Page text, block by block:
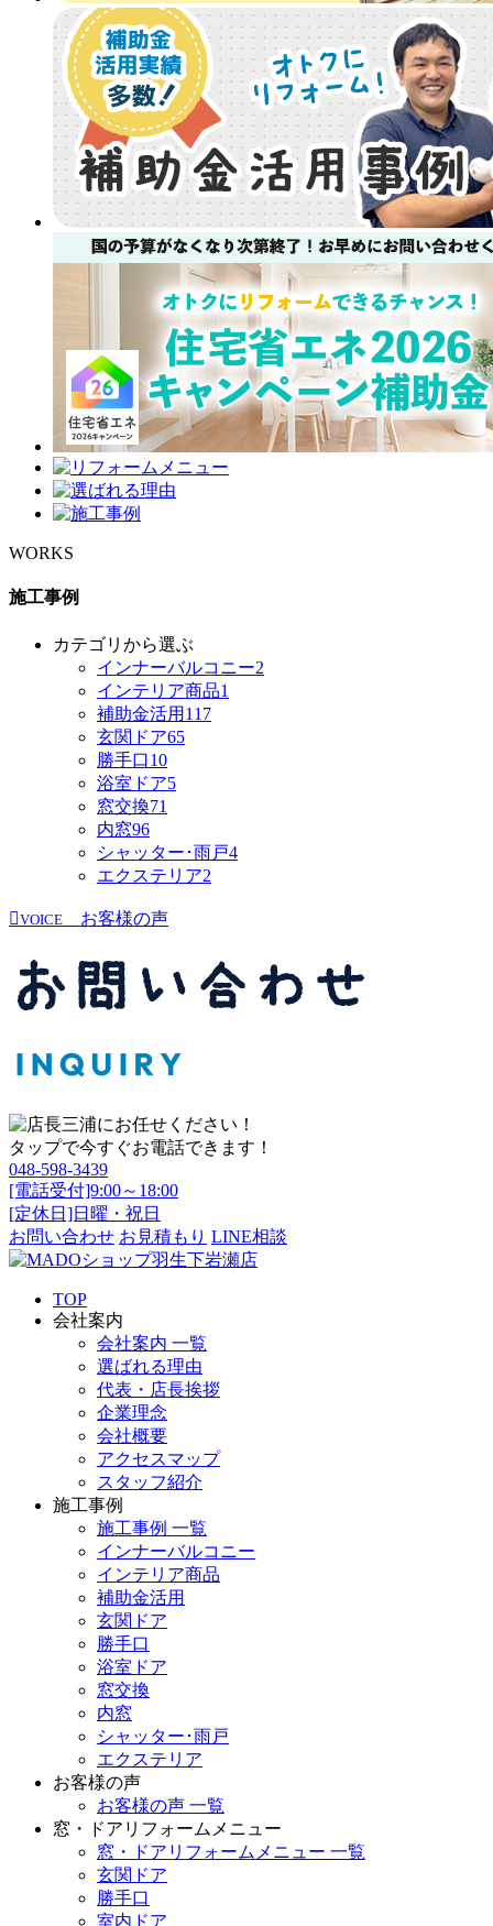
WORKS
施工事例
カテゴリから選ぶ
インナーバルコニー2
インテリア商品1
補助金活用 117
玄関ドア65
勝手口10
浴室ドア5
窓交換71
内窓96
シャッター･雨戸4
エクステリア2
VOICE お客様の声
タップで今すぐお電話できます！
048-598-3439
[電話受付]9:00～18:00
[定休日]日曜・祝日
お問い合わせ お見積もり LINE相談
TOP
会社案内
会社案内 一覧
選ばれる理由
代表・店長挨拶
企業理念
会社概要
アクセスマップ
スタッフ紹介
施工事例
施工事例 一覧
インナーバルコニー
インテリア商品
補助金活用
玄関ドア
勝手口
浴室ドア
窓交換
内窓
シャッター･雨戸
エクステリア
お客様の声
お客様の声 一覧
窓・ドアリフォームメニュー
窓・ドアリフォームメニュー 一覧
玄関ドア
勝手口
室内ドア